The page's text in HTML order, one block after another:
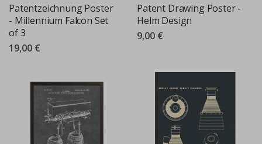
Patentzeichnung Poster
- Millennium Falcon Set
of 3
19,00 €
Patent Drawing Poster -
Helm Design
9,00 €